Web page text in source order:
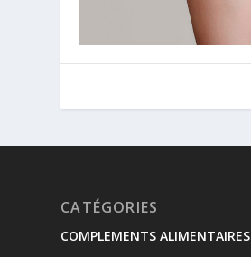
CATÉGORIES
COMPLEMENTS ALIMENTAIRES